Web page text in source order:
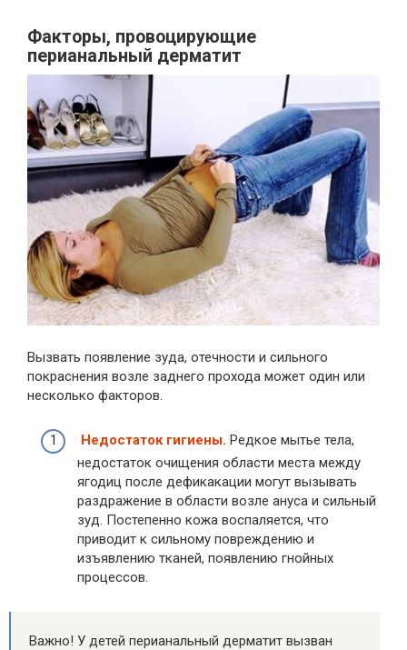
Факторы, провоцирующие
перианальный дерматит
Вызвать появление зуда, отечности и сильного
покраснения возле заднего прохода может один или
несколько факторов.
Недостаток гигиены. Редкое мытье тела,
недостаток очищения области места между
ягодиц после дефикакации могут вызывать
раздражение в области возле ануса и сильный
зуд. Постепенно кожа воспаляется, что
приводит к сильному повреждению и
изъявлению тканей, появлению гнойных
процессов.
Важно! У детей перианальный дерматит вызван